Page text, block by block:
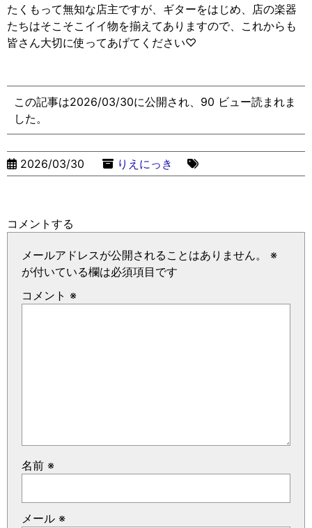
たくもって無知な店主ですが、ギターをはじめ、店の楽器
たちはそこそこイイ物を揃えてありますので、これからも
皆さん大切に使ってあげてください♡
この記事は2026/03/30に公開され、90 ビュー読まれま
した。
2026/03/30 りえにっき
コメントする
メールアドレスが公開されることはありません。
※
が付いている欄は必須項目です
コメント ※
名前 ※
メール ※